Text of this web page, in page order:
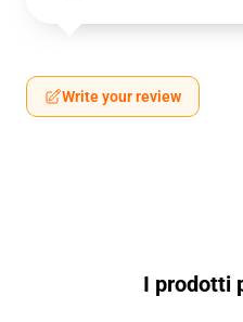
Write your review
I prodotti